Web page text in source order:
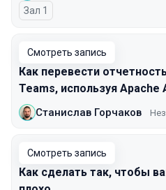
Зал 1
Смотреть запись
Как перевести
Teams, используя Apache
Станислав Горчаков
Смотреть запись
Как сделать так, чтобы